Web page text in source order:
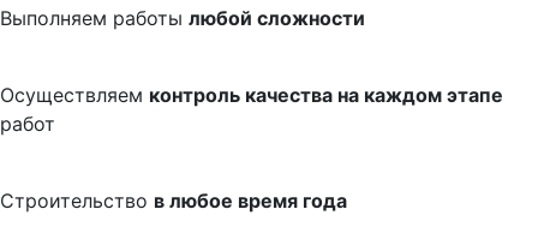
Выполняем работы любой сложности
Осуществляем контроль качества на каждом этапе
работ
Строительство в любое время года